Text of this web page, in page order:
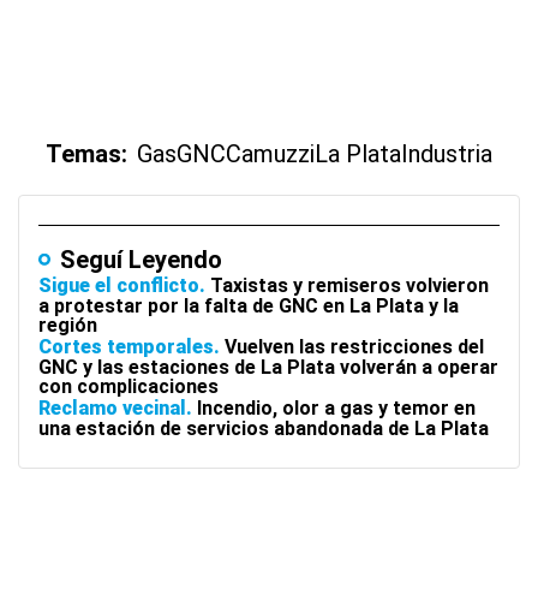
Temas: GasGNCCamuzziLa PlataIndustria
Seguí Leyendo
Sigue el conflicto Taxistas y remiseros volvieron
a protestar por la falta de GNC en La Plata y la
región
Cortes temporales Vuelven las restricciones del
GNC y las estaciones de La Plata volverán a operar
con complicaciones
Reclamo vecinal
Incendio, olor a gas y temor en
una estación de servicios abandonada de La Plata